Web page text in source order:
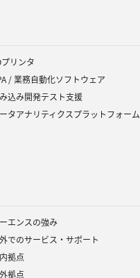
リンタ
/ 業務自動化ソフトウェア
込み開発テスト支援
タアナリティクスプラットフォーム
エンスの強み
でのサービス・サポート
拠点
拠点